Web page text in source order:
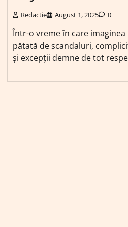
Redactie August 1, 2025 0
Într-o vreme în care
pătată de scandaluri,
și excepții demne de tot